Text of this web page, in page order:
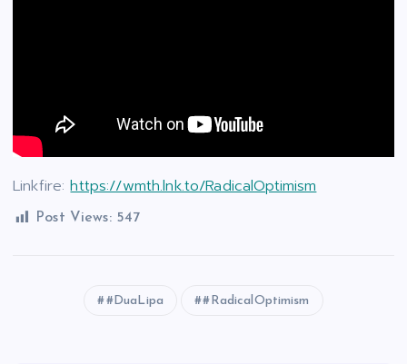
Linkfire:https://wmth.lnk.to/RadicalOptimism
Post Views: 547
#DuaLipa #RadicalOptimism